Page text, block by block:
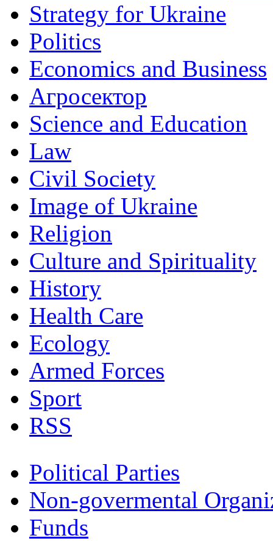
Strategy for Ukraine
Politics
Economics and Business
Агросектор
Science and Education
Law
Civil Society
Image of Ukraine
Religion
Culture and Spirituality
History
Health Care
Ecology
Armed Forces
Sport
RSS
Political Parties
Non-govermental
Funds